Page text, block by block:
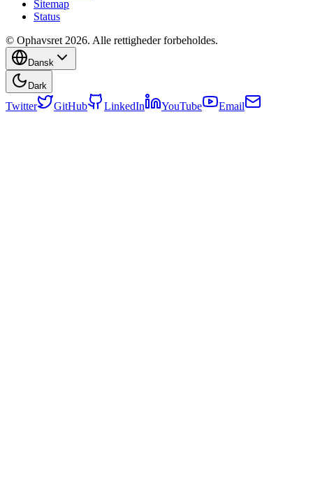
Sitemap
Status
© Ophavsret 2026. Alle rettigheder forbeholdes.
Dansk
Dark
Twitter GitHub LinkedIn YouTube Email